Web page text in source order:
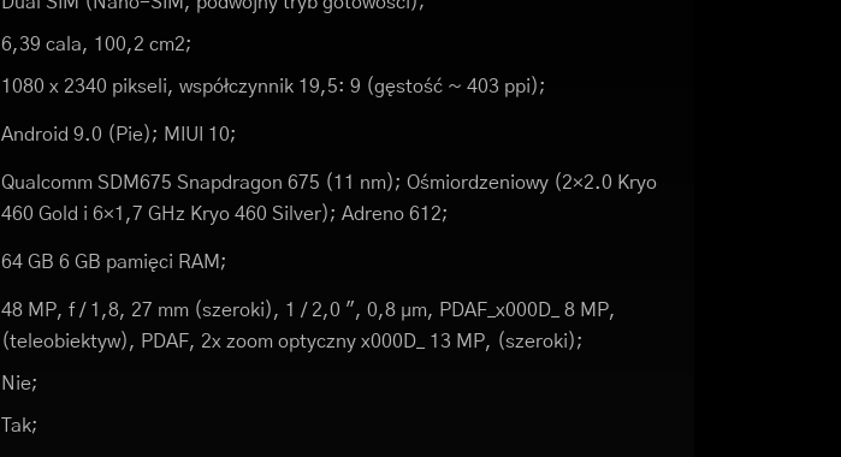
6,39 cala, 100,2 cm2;
1080 x 2340 pikseli, współczynnik 19,5: 9 (gęstość ~ 403 ppi);
Android 9.0 (Pie); MIUI 10;
Qualcomm SDM675 Snapdragon 675 (11 nm); Ośmiordzeniowy (2×2.0 Kryo
460 Gold i 6×1,7 GHz Kryo 460 Silver); Adreno 612;
64 GB 6 GB pamięci RAM;
48 MP, f / 1,8, 27 mm (szeroki), 1 / 2,0 ", 0,8 µm, PDAF_x000D_ 8 MP,
(teleobiektyw), PDAF, 2x zoom optyczny x000D_ 13 MP, (szeroki);
Nie;
Tak;